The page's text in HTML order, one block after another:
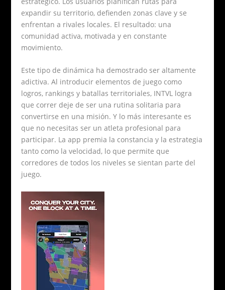
expandir su territorio, defienden zonas clave y se
enfrentan a rivales locales. El resultado: una
comunidad activa, motivada y en constante
movimiento.
Este tipo de dinámica ha demostrado ser altamente
adictiva. Al introducir elementos de juego como
logros, rankings y batallas territoriales, INTVL logra
que correr deje de ser una rutina solitaria para
convertirse en una misión. Y lo más interesante es
que no necesitas ser un atleta profesional para
participar. La app premia la constancia y la estrategia
tanto como la velocidad, lo que permite que
corredores de todos los niveles se sientan parte del
juego.